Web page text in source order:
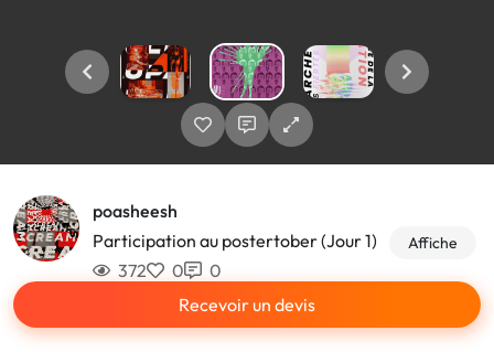
poasheesh
Participation au postertober (Jour 1)
Affiche
372 0
0
Recevoir un devis